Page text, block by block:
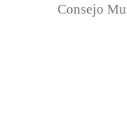
Consejo